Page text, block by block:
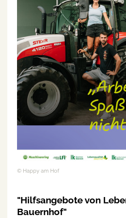
© Happy am Hof
"Hilfsangebote von
Bauernhof"